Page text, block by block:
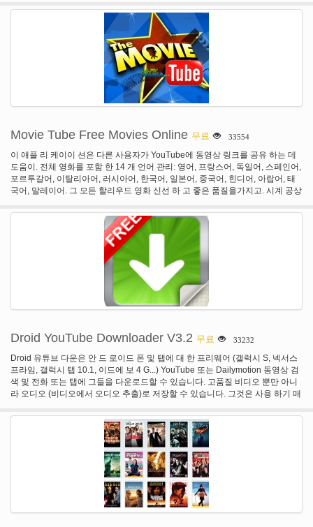
와: • 계속 즐겨찾기. 시계 hbo가 원래 프로그래밍, 히트 영화, 스포츠, 코미디와
트루 블러드 ®, 왕좌의 게임 ®, 보드 워크 엠파이어 ®, 여자, Veep, 커브 당신의
열의 ®, Entourage ®, 소프라노 ®, 섹스와 도시 ®, 와이어 ® 및 더를 포함 하 여
최고의 HBO 쇼의 모든 에피소드를 포함 하 여, hbo가 대 한 사랑 모든 것. 게다
가, 보너스 기능 및 특별 한 장면 엑스트라를 얻을! • 당신과 함께 그것을: 실행 또
는로에 결코 좋아하는 HBO 쇼 그리고 노트북에 HBO가 영화 때 태블릿 및 모바
일 장치를 선택의 순간을 놓치지. • 그것은 자신을 만들: 개인 HBO가 경험 하 게
합니다. 사용자 지정된 주시 문서 목록을 만들고 좋아하는 HBO 쇼 하 고 편리 하
게 영화 따라잡기. 만약 당신이 실행에, 노트북, 모바일 장치 및 선택 태블릿 등
® 좋아하는 당신의 Watchlist에 HBO 쇼의 새로운 에피소드를 자동으로 보내도
록 설정 합니다. HBO가와 • 좋아하는 프로그램의 새로운 에피소드를 볼 그리고
그들은 HBO에 프리미어로 영화를 동시에 누르십시오. HBO가 ®는 미국에서 액
세스할 수 있습니다. 최소 3 세대 연결 모바일 장치에서 보기 위한 필수입니다.
모바일 장치에 대 한 몇 가지 제한 사항이 적용 될 수 있습니다. © 2011 홈 박스
오피스, inc 모든 권리 보유입니다. HBO ®와 관련 된 채널 및 서비스 마크는 홈
Movie Tube Free Movies Online 무료 33554
이 애플 리 케이이 션은 다른 사용자가 YouTube에 동영상 링크를 공유 하는 데
도움이. 전체 영화를 포함 한 14 개 언어 관리: 영어, 프랑스어, 독일어, 스페인어,
포르투갈어, 이탈리아어, 러시아어, 한국어, 일본어, 중국어, 힌디어, 아랍어, 태
국어, 말레이어. 그 모든 할리우드 영화 신선 하 고 좋은 품질을가지고. 시계 공상
릴러, 뮤지컬, 액션 영화... 지금! 면책 조항: 모든 영화 YouTube에서입니다. 우리
가 소유 하지 않은 호스트/미디어 리소스. 제발 YouTube에 보고 또는 어떤 저작
권 문제에 대 한 이메일을 보내. 이 애플 리 케이이 션과 즐거운 시간을가지고 것
Droid YouTube Downloader V3.2 무료 33232
Droid 유튜브 다운은 안 드 로이드 폰 및 탭에 대 한 프리웨어 (갤럭시 S, 넥서스
프라임, 갤럭시 탭 10.1, 이드에 보 4 G...) YouTube 또는 Dailymotion 동영상 검
색 및 전화 또는 탭에 그들을 다운로드할 수 있습니다. 고품질 비디오 뿐만 아니
라 오디오 (비디오에서 오디오 추출)로 저장할 수 있습니다. 그것은 사용 하기 매
설치를 AppManager (시장에서 사용 가능)를 사용할 수 있습니다.